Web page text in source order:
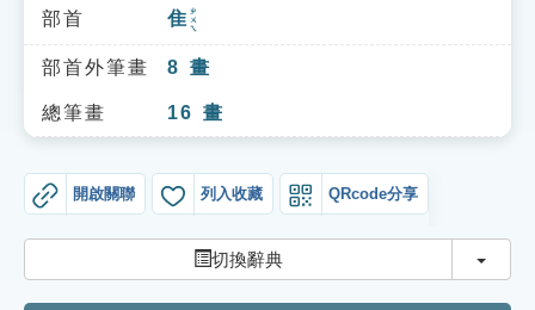
索引選單
知識索引
單字索引
遊戲專區
教學應用
部首 隹 ㄓㄨㄟ
部首外筆畫 8 畫
總筆畫 16 畫
開啟關聯 列入收藏 QRcode分享
切換辭典 切換